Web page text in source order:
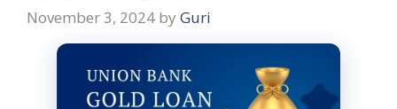
November 3, 2024 by Guri